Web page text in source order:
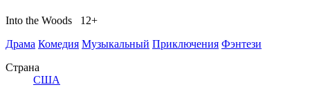
Into the Woods 12+
Драма Комедия Музыкальный Приключения Фэнтези
Страна
США